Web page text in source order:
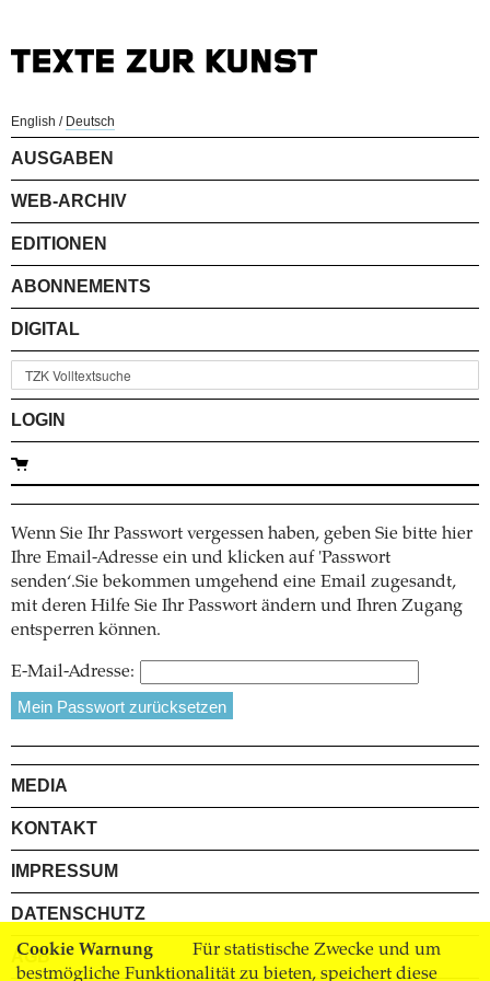
Cookie Warnung
Für statistische Zwecke und um
bestmögliche Funktionalität zu bieten, speichert diese
English / Deutsch
AUSGABEN
WEB-ARCHIV
EDITIONEN
ABONNEMENTS
DIGITAL
LOGIN
Wenn Sie Ihr Passwort vergessen haben, geben Sie bitte hier
Ihre Email-Adresse ein und klicken auf 'Passwort
senden‘.Sie bekommen umgehend eine Email zugesandt,
mit deren Hilfe Sie Ihr Passwort ändern und Ihren Zugang
entsperren können.
E-Mail-Adresse:
MEDIA
KONTAKT
IMPRESSUM
DATENSCHUTZ
AGB